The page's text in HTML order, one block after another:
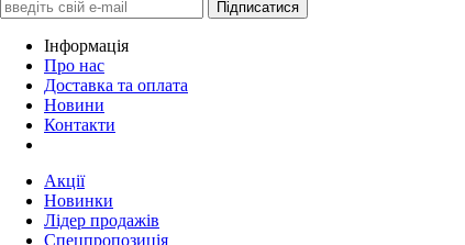
Iнформація
Про нас
Доставка та оплата
Новини
Контакти
Акції
Новинки
Лідер продажів
Спецпропозиція